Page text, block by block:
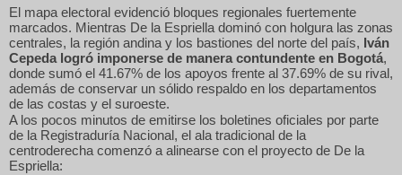
El mapa electoral evidenció bloques regionales fuertemente
marcados. Mientras De la Espriella dominó con holgura las zonas
centrales, la región andina y los bastiones del norte del país, Iván
Cepeda logró imponerse de manera contundente en Bogotá,
donde sumó el 41.67% de los apoyos frente al 37.69% de su rival,
además de conservar un sólido respaldo en los departamentos
de las costas y el suroeste.
A los pocos minutos de emitirse los boletines oficiales por parte
de la Registraduría Nacional, el ala tradicional de la
centroderecha comenzó a alinearse con el proyecto de De la
Espriella: